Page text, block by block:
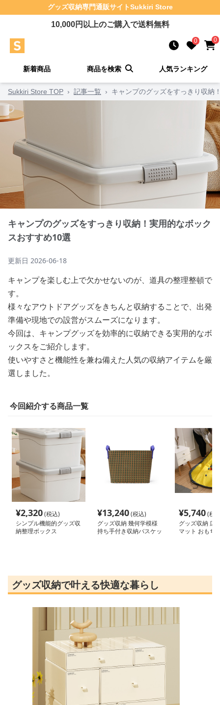
グッズ収納専門通販サイトSukkiri Store
10,000円以上のご購入で送料無料
0 0
新着商品 商品を検索 人気ランキング
Sukkiri Store TOP › 記事一覧 › キャンプのグッズをすっきり収納
キャンプのグッズをすっきり収納！実用的なボック
スおすすめ10選
更新日 2026-06-18
キャンプを楽しむ上で欠かせないのが、道具の整理整頓で
す。
様々なアウトドアグッズをきちんと収納することで、出発
準備や現地での設営がスムーズになります。
今回は、キャンプグッズを効率的に収納できる実用的なボ
ックスをご紹介します。
使いやすさと機能性を兼ね備えた人気の収納アイテムを厳
選しました。
今回紹介する商品一覧
¥2,320(税込)
シンプル機能的グッズ収
納整理ボックス
¥13,240(税込)
グッズ収納 幾何学模様
持ち手付き収納バスケッ
¥5,740(税
グッズ収納 広
マット おもち
グッズ収納で叶える快適な暮らし